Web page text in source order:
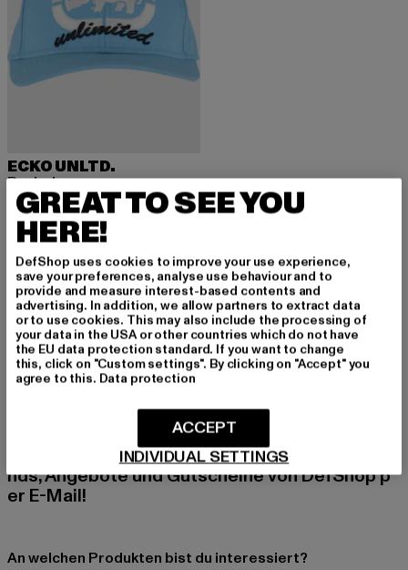
ECKO UNLTD.
Revival
28,49 EUR
Derzeitiger Preis: 28,49 EUR
MELDE DICH AN, UM
INSPIRIERT ZU BLEI
BEN!
Melde dich hier für unseren Newsletter an und
erhalte künftig Informationen über aktuelle Tre
nds, Angebote und Gutscheine von DefShop p
er E-Mail!
An welchen Produkten bist du interessiert?
GREAT TO SEE YOU
HERE!
DefShop uses cookies to improve your use experience,
save your preferences, analyse use behaviour and to
provide and measure interest-based contents and
advertising. In addition, we allow partners to extract data
or to use cookies. This may also include the processing of
your data in the USA or other countries which do not have
the EU data protection standard. If you want to change
this, click on "Custom settings". By clicking on "Accept" you
agree to this. Data protection
INDIVIDUAL SETTINGS
ACCEPT